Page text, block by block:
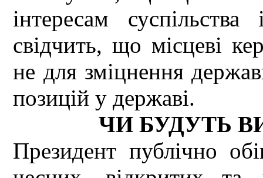
інтересам
свідчить, що місцеві
не для зміцнення
позицій у державі.
ЧИ БУДУТЬ
Президент публічно